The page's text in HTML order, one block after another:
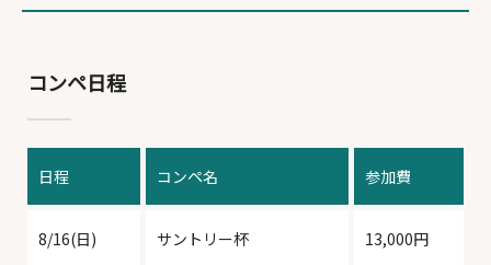
2026 / 8
26 28 29 31 1
コンペ日程
日程 コンペ名 参加費
8/16(日) サントリー杯 13,000円